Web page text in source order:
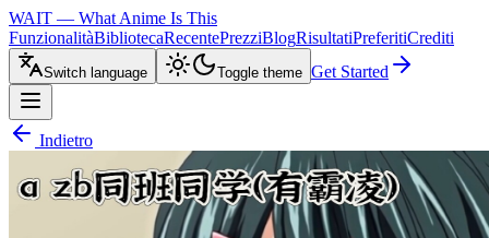
WAIT — What Anime Is This
FunzionalitàBibliotecaRecentePrezziBlogRisultatiPreferitiCrediti
Switch language Toggle theme Get Started
Indietro